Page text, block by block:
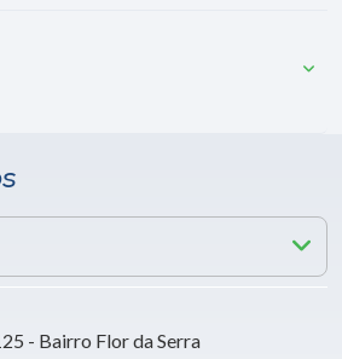
- Bairro Flor da Serra